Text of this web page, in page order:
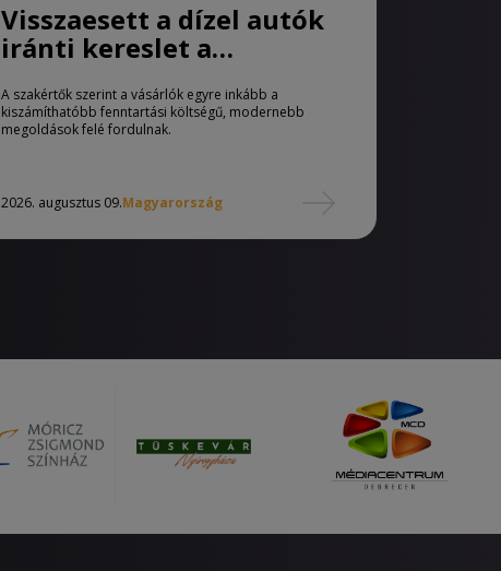
Visszaesett a dízel autók
iránti kereslet a
A szakértők szerint a vásárlók egyre inkább a
kiszámíthatóbb fenntartási költségű, modernebb
megoldások felé fordulnak.
2026. augusztus 09.Magyarország